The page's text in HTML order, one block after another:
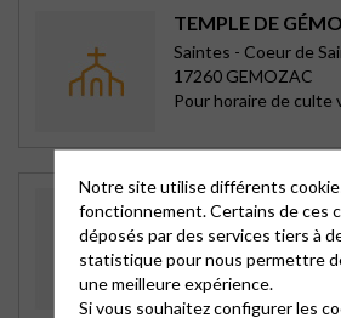
TEMPLE DE
Saintes - Coeur de
17260 GEMOZAC
Pour horaire de culte
TEMPLE DE
Saintes - Coeur de
rue du 8 mai 1945
17240 ST FORT SUR
Pour horaire de culte
Notre site utilise différents
fonctionnement. Certains de ces
déposés par des services tiers à
statistique pour nous permettre
une meilleure expérience.
Si vous souhaitez configurer les